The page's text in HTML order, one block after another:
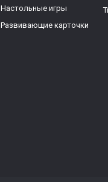
Настольные игры
Развивающие карточки